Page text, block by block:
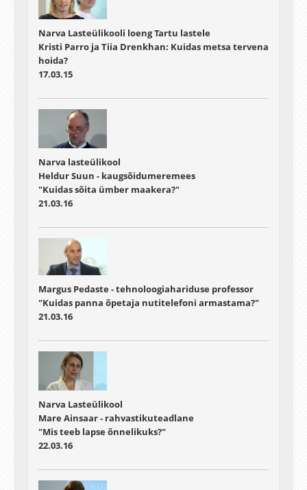
Narva Lasteülikooli loeng Tartu lastele
Kristi Parro ja Tiia Drenkhan: Kuidas metsa tervena
hoida?
17.03.15
Narva lasteülikool
Heldur Suun - kaugsõidumeremees
"Kuidas sõita ümber maakera?"
21.03.16
Margus Pedaste - tehnoloogiahariduse professor
"Kuidas panna õpetaja nutitelefoni armastama?"
21.03.16
Narva Lasteülikool
Mare Ainsaar - rahvastikuteadlane
"Mis teeb lapse õnnelikuks?"
22.03.16